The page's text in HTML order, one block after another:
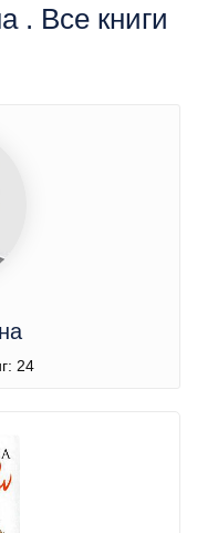
. Все книги
24